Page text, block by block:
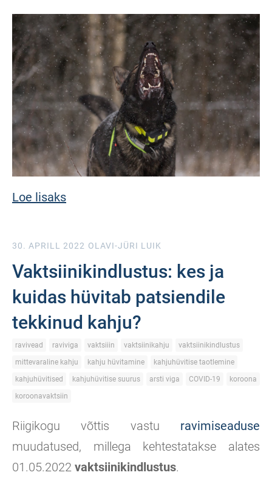
Loe lisaks
30. APRILL 2022 OLAVI-JÜRI LUIK
Vaktsiinikindlustus: kes ja
kuidas hüvitab patsiendile
tekkinud kahju?
ravivead raviviga vaktsiiin vaktsiinikahju
vaktsiinikindlustus
mittevaraline kahju
kahju hüvitamine
kahjuhüvitise taotlemine
kahjuhüvitised
kahjuhüvitise suurus arsti viga COVID-19
koroona
koroonavaktsiin
Riigikogu võttis vastu ravimiseaduse
muudatused, millega kehtestatakse alates
01.05.2022 vaktsiinikindlustus.